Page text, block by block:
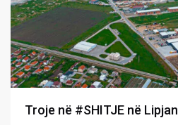
Troje në #SHITJE në Lipjan